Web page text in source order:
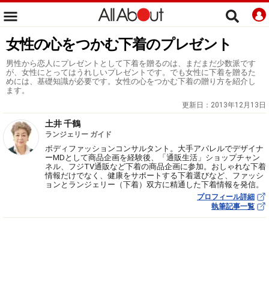
女性の心をつかむ下着のプレゼント
男性から恋人にプレゼントとして下着を贈るのは、まだまだ少数派です
が、女性にとってはうれしいプレゼントです。でも女性に下着を贈るた
めには、基礎知識が必要です。女性の心をつかむ下着の贈り方を紹介し
ます。
更新日： 2013年12月13日
土井 千鶴
ランジェリー ガイド
ボディファッションコンサルタント。大手アパレルでデザイナ
ーMDとして商品企画を経験後、「通販生活」ショップチャン
ネル、フジTV通販など下着の商品企画に参加。おしゃれな下着
情報だけでなく、健康をサポートする下着選びなど、ファッシ
ョンとランジェリー（下着）双方に精通した下着情報を発信。
プロフィール詳細
執筆記事一覧